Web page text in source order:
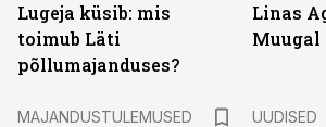
Lugeja küsib: mis
toimub Läti
põllumajanduses?
Linas
MAJANDUSTULEMUSED
UUDISED